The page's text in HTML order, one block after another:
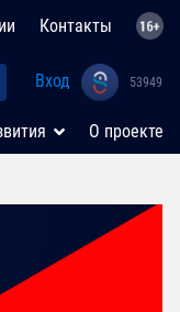
Контакты
Вход 53949
О проекте